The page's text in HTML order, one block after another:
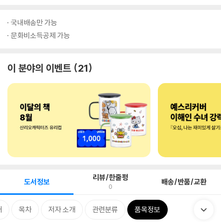
국내배송만 가능
문화비소득공제 가능
이 분야의 이벤트 21
도서정보 리뷰/한줄평
0 배송/반품/교환
목차 저자 소개 관련분류 품목정보